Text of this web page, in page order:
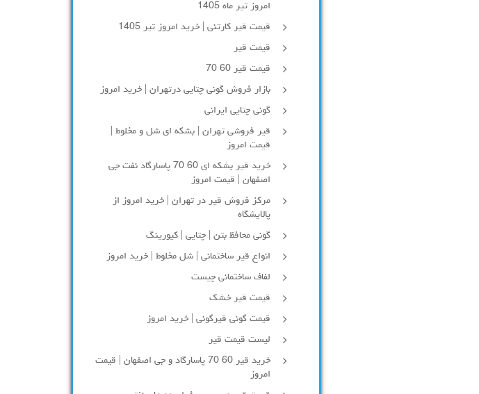
امروز تیر ماه 1405
قیمت قیر کارتنی | خرید امروز تیر 1405
قیمت قیر
قیمت قیر 60 70
بازار فروش گونی چتایی درتهران | خرید امروز
گونی چتایی ایرانی
قیر فروشی تهران | بشکه ای شل و مخلوط |
قیمت امروز
خرید قیر بشکه ای 60 70 پاسارگاد نفت جی
اصفهان | قیمت امروز
مرکز فروش قیر در تهران | خرید امروز از
پالایشگاه
گونی محافظ بتن | چتایی | کیورینگ
انواع قیر ساختمانی | شل مخلوط | خرید امروز
لفاف ساختمانی چیست
قیمت قیر خشک
قیمت گونی قیرگونی | خرید امروز
لیست قیمت قیر
خرید قیر 60 70 پاسارگاد و جی اصفهان | قیمت
امروز